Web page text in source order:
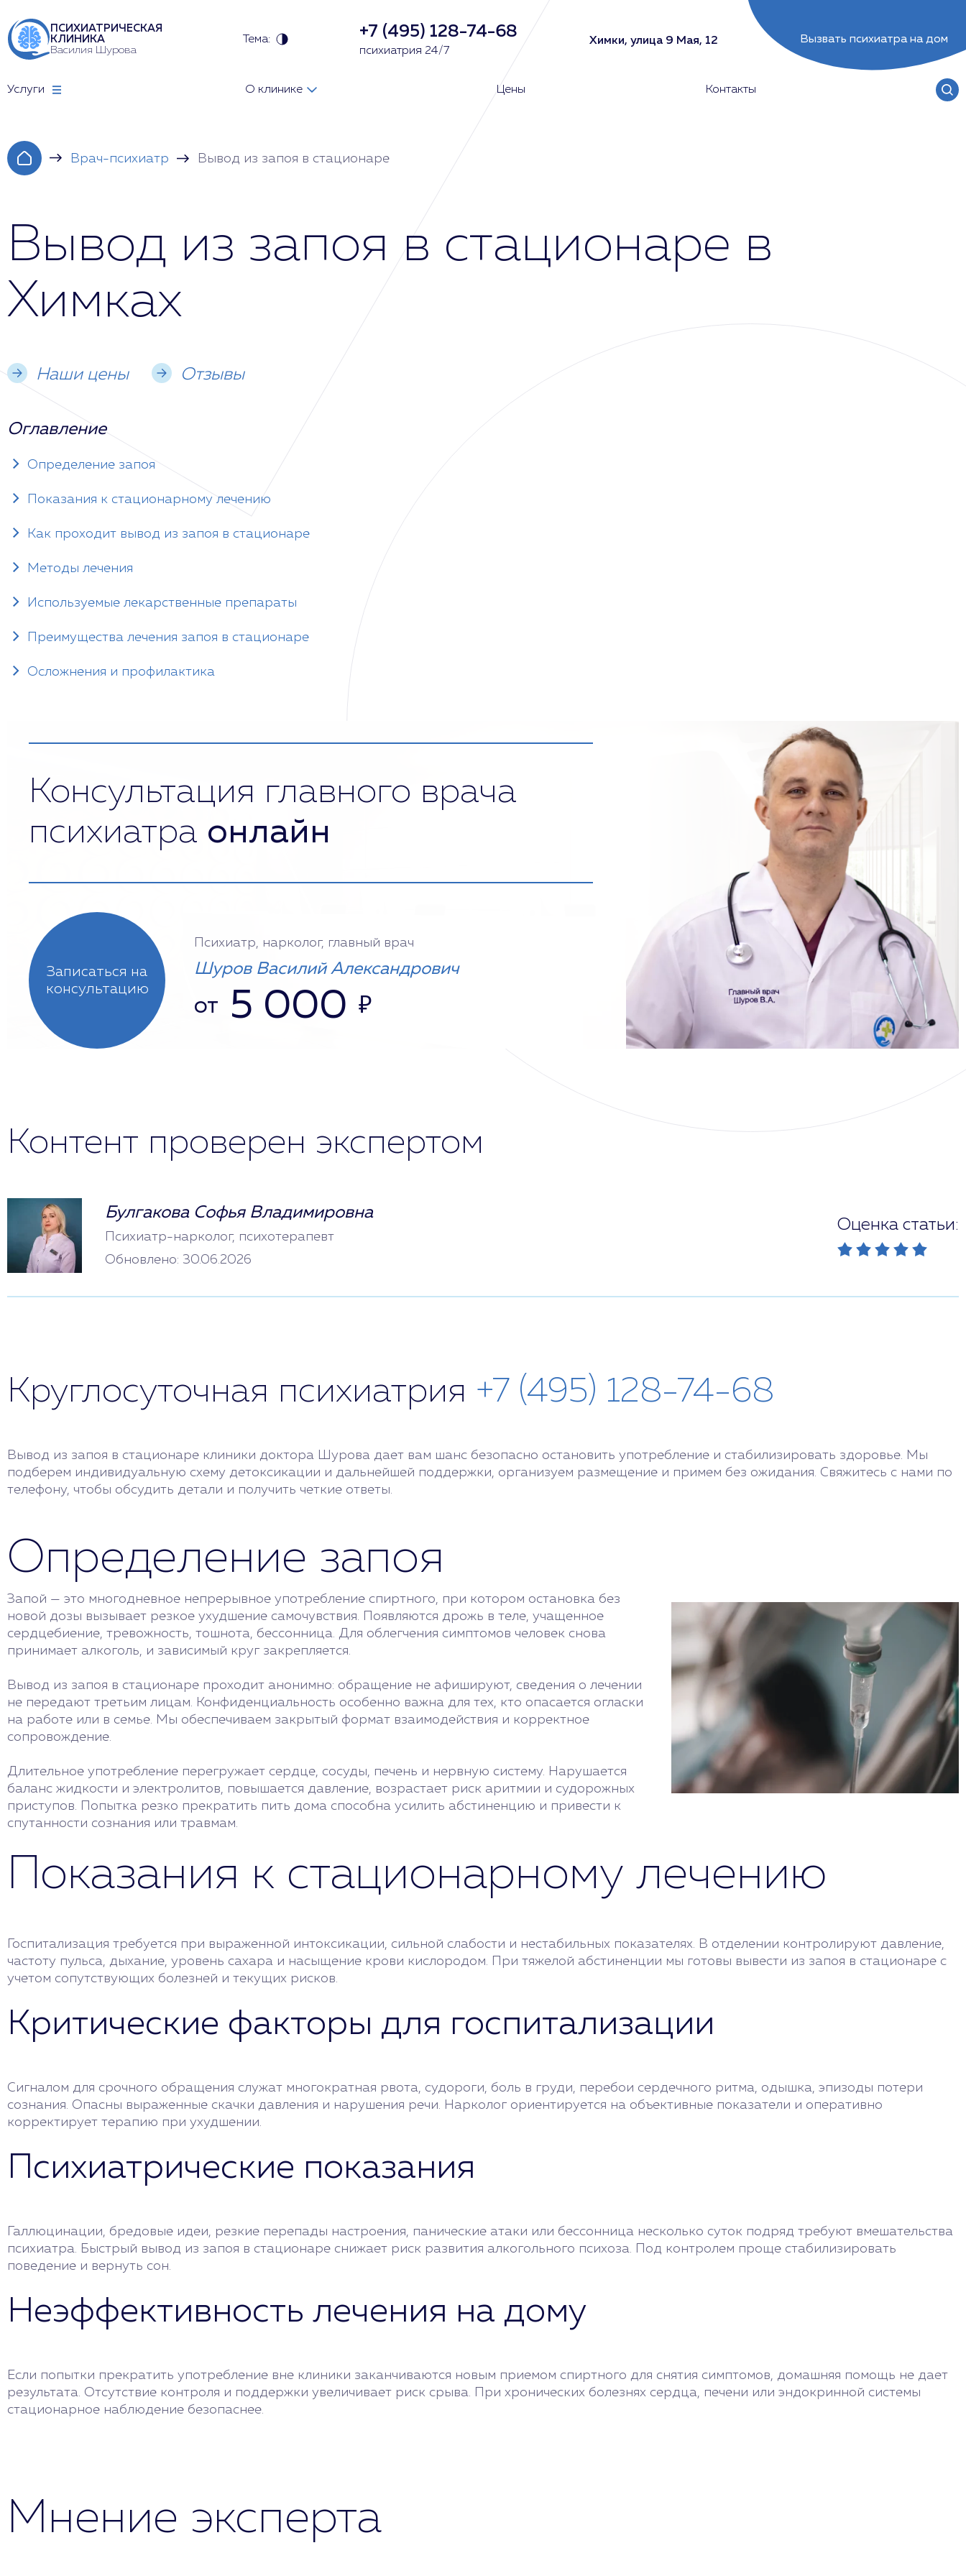
ПСИХИАТРИЧЕСКАЯ
КЛИНИКА
Василия Шурова
Тема: +7 (495) 128-74-68
психиатрия 24/7
Химки, улица 9 Мая, 12 Вызвать психиатра на дом
Услуги О клинике Цены Контакты
Врач-психиатр Вывод из запоя в стационаре
Вывод из запоя в стационаре в
Химках
Наши цены Отзывы
Оглавление
Определение запоя
Показания к стационарному лечению
Как проходит вывод из запоя в стационаре
Методы лечения
Используемые лекарственные препараты
Преимущества лечения запоя в стационаре
Осложнения и профилактика
Консультация главного врача
психиатра онлайн
Записаться на
консультацию
Психиатр, нарколог, главный врач
Шуров Василий Александрович
от 5 000 ₽
Контент проверен экспертом
Булгакова Софья Владимировна
Психиатр-нарколог, психотерапевт
Обновлено: 30.06.2026
Оценка статьи:
Круглосуточная психиатрия +7 (495) 128-74-68
Вывод из запоя в стационаре клиники доктора Шурова дает вам шанс безопасно остановить употребление и стабилизировать здоровье. Мы
подберем индивидуальную схему детоксикации и дальнейшей поддержки, организуем размещение и примем без ожидания. Свяжитесь с нами по
телефону, чтобы обсудить детали и получить четкие ответы.
Определение запоя
Запой — это многодневное непрерывное употребление спиртного, при котором остановка без
новой дозы вызывает резкое ухудшение самочувствия. Появляются дрожь в теле, учащенное
сердцебиение, тревожность, тошнота, бессонница. Для облегчения симптомов человек снова
принимает алкоголь, и зависимый круг закрепляется.
Вывод из запоя в стационаре проходит анонимно: обращение не афишируют, сведения о лечении
не передают третьим лицам. Конфиденциальность особенно важна для тех, кто опасается огласки
на работе или в семье. Мы обеспечиваем закрытый формат взаимодействия и корректное
сопровождение.
Длительное употребление перегружает сердце, сосуды, печень и нервную систему. Нарушается
баланс жидкости и электролитов, повышается давление, возрастает риск аритмии и судорожных
приступов. Попытка резко прекратить пить дома способна усилить абстиненцию и привести к
спутанности сознания или травмам.
Показания к стационарному лечению
Госпитализация требуется при выраженной интоксикации, сильной слабости и нестабильных показателях. В отделении контролируют давление,
частоту пульса, дыхание, уровень сахара и насыщение крови кислородом. При тяжелой абстиненции мы готовы вывести из запоя в стационаре с
учетом сопутствующих болезней и текущих рисков.
Критические факторы для госпитализации
Сигналом для срочного обращения служат многократная рвота, судороги, боль в груди, перебои сердечного ритма, одышка, эпизоды потери
сознания. Опасны выраженные скачки давления и нарушения речи. Нарколог ориентируется на объективные показатели и оперативно
корректирует терапию при ухудшении.
Психиатрические показания
Галлюцинации, бредовые идеи, резкие перепады настроения, панические атаки или бессонница несколько суток подряд требуют вмешательства
психиатра. Быстрый вывод из запоя в стационаре снижает риск развития алкогольного психоза. Под контролем проще стабилизировать
поведение и вернуть сон.
Неэффективность лечения на дому
Если попытки прекратить употребление вне клиники заканчиваются новым приемом спиртного для снятия симптомов, домашняя помощь не дает
результата. Отсутствие контроля и поддержки увеличивает риск срыва. При хронических болезнях сердца, печени или эндокринной системы
стационарное наблюдение безопаснее.
Мнение эксперта